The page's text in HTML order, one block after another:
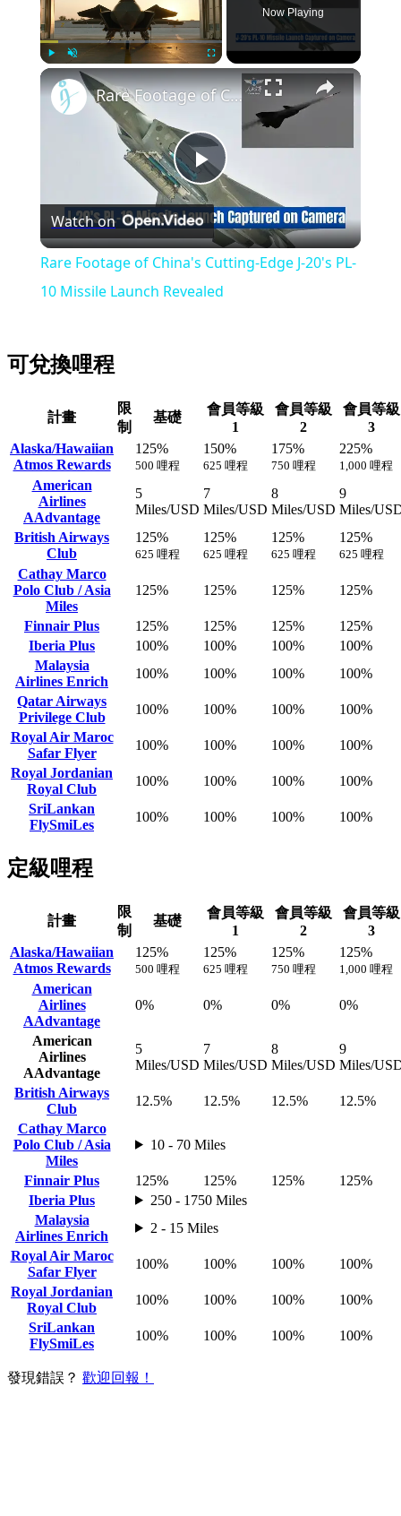
Play Unmute Fullscreen
Now Playing
Play
Video
Rare Footage of China's Cutting-Edge J-20's PL-10 Missile Launch Revealed
Watch on
Rare Footage of China's Cutting-Edge J-20's PL-
10 Missile Launch Revealed
可兌換哩程
計畫
限
制
基礎
會員等級
1
會員等級
2
會員等級
3
Alaska/Hawaiian
Atmos Rewards
125%
500 哩程
150%
625 哩程
175%
750 哩程
225%
1,000 哩程
American
Airlines
AAdvantage
5
Miles/USD
7
Miles/USD
8
Miles/USD
9
Miles/
British Airways
Club
125%
625 哩程
125%
625 哩程
125%
625 哩程
125%
625 哩程
Cathay Marco
Polo Club / Asia
Miles
125% 125% 125% 125%
Finnair Plus 125% 125% 125%
125%
Iberia Plus
100% 100% 100%
100%
Malaysia
Airlines Enrich
100% 100% 100%
100%
Qatar Airways
Privilege Club
100% 100% 100%
100%
Royal Air Maroc
Safar Flyer
100% 100% 100%
100%
Royal Jordanian
Royal Club
100% 100% 100%
100%
SriLankan
FlySmiLes
100% 100% 100% 100%
定級哩程
計畫
限
制
基礎
會員等級
1
會員等級
2
會員等級
3
Alaska/Hawaiian
Atmos Rewards
125%
500 哩程
125%
625 哩程
125%
750 哩程
125%
1,000 哩程
American
Airlines
AAdvantage
0% 0% 0% 0%
American
Airlines
AAdvantage
5
Miles/USD
7
Miles/USD
8
Miles/USD
9
Miles/
British Airways
Club
12.5% 12.5% 12.5%
12.5%
Cathay Marco
Polo Club / Asia
Miles
10 - 70 Miles
Finnair Plus 125% 125% 125%
125%
Iberia Plus
250 - 1750 Miles
Malaysia
Airlines Enrich
2 - 15 Miles
Royal Air Maroc
Safar Flyer
100% 100% 100%
100%
Royal Jordanian
Royal Club
100% 100% 100%
100%
SriLankan
FlySmiLes
100% 100% 100% 100%
發現錯誤？ 歡迎回報！